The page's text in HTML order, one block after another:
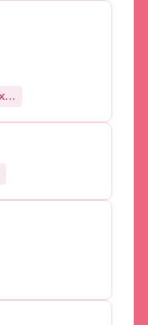
Pansement lourd et complexe (ex : brûlur...